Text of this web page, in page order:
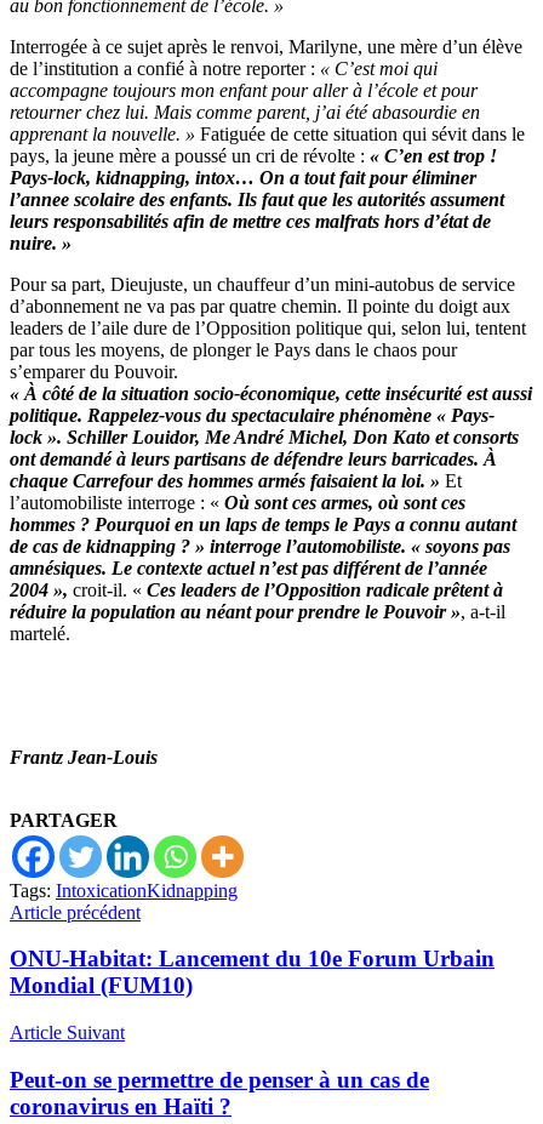
au bon fonctionnement de l’école. »
Interrogée à ce sujet après le renvoi, Marilyne, une mère d’un élève
de l’institution a confié à notre reporter : « C’est moi qui
accompagne toujours mon enfant pour aller à l’école et pour
retourner chez lui. Mais comme parent, j’ai été abasourdie en
apprenant la nouvelle. » Fatiguée de cette situation qui sévit dans le
pays, la jeune mère a poussé un cri de révolte : « C’en est trop !
Pays-lock, kidnapping, intox… On a tout fait pour éliminer
l’annee scolaire des enfants. Ils faut que les autorités assument
leurs responsabilités afin de mettre ces malfrats hors d’état de
nuire. »
Pour sa part, Dieujuste, un chauffeur d’un mini-autobus de service
d’abonnement ne va pas par quatre chemin. Il pointe du doigt aux
leaders de l’aile dure de l’Opposition politique qui, selon lui, tentent
par tous les moyens, de plonger le Pays dans le chaos pour
s’emparer du Pouvoir.
« À côté de la situation socio-économique, cette insécurité est aussi
politique. Rappelez-vous du spectaculaire phénomène « Pays-
lock ». Schiller Louidor, Me André Michel, Don Kato et consorts
ont demandé à leurs partisans de défendre leurs barricades. À
chaque Carrefour des hommes armés faisaient la loi. » Et
l’automobiliste interroge : « Où sont ces armes, où sont ces
hommes ? Pourquoi en un laps de temps le Pays a connu autant
de cas de kidnapping ? » interroge l’automobiliste. « soyons pas
amnésiques. Le contexte actuel n’est pas différent de l’année
2004 », croit-il. « Ces leaders de l’Opposition radicale prêtent à
réduire la population au néant pour prendre le Pouvoir », a-t-il
martelé.
Frantz Jean-Louis
PARTAGER
Tags: IntoxicationKidnapping
Article précédent
ONU-Habitat: Lancement du 10e Forum Urbain
Mondial (FUM10)
Article Suivant
Peut-on se permettre de penser à un cas de
coronavirus en Haïti ?